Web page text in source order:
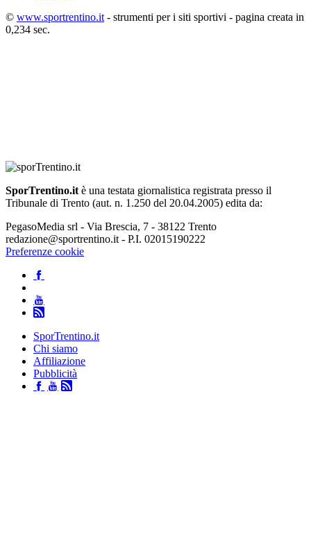
© www.sportrentino.it - strumenti per i siti sportivi - pagina creata in
0,234 sec.
SporTrentino.it è una testata giornalistica registrata presso il
Tribunale di Trento (aut. n. 1.250 del 20.04.2005) edita da:
PegasoMedia srl - Via Brescia, 7 - 38122 Trento
redazione@sportrentino.it - P.I. 02015190222
Preferenze cookie
SporTrentino.it
Chi siamo
Affiliazione
Pubblicità